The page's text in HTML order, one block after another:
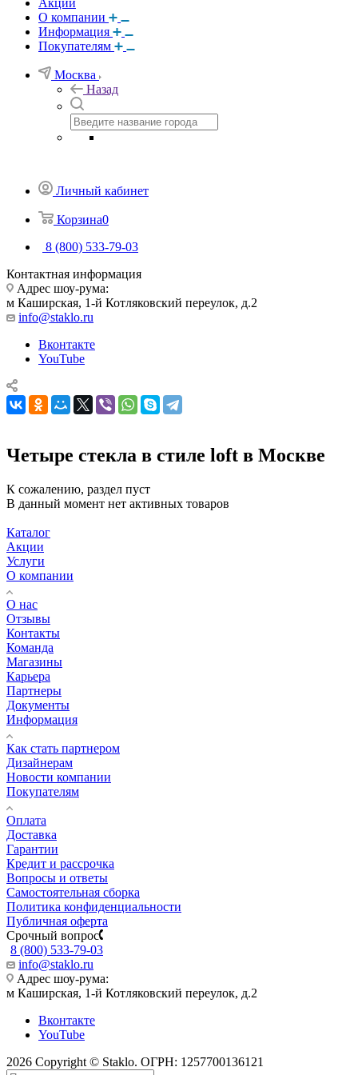
Акции
О компании
Информация
Покупателям
Москва
Назад
Личный кабинет
Корзина0
8 (800) 533-79-03
Контактная информация
Адрес шоу-рума:
м Каширская, 1-й Котляковский переулок, д.2
info@staklo.ru
Вконтакте
YouTube
Четыре стекла в стиле loft в Москве
К сожалению, раздел пуст
В данный момент нет активных товаров
Каталог
Акции
Услуги
О компании
О нас
Отзывы
Контакты
Команда
Магазины
Карьера
Партнеры
Документы
Информация
Как стать партнером
Дизайнерам
Новости компании
Покупателям
Оплата
Доставка
Гарантии
Кредит и рассрочка
Вопросы и ответы
Самостоятельная сборка
Политика конфиденциальности
Публичная оферта
Срочный вопрос
8 (800) 533-79-03
info@staklo.ru
Адрес шоу-рума:
м Каширская, 1-й Котляковский переулок, д.2
Вконтакте
YouTube
2026 Copyright © Staklo. ОГРН: 1257700136121